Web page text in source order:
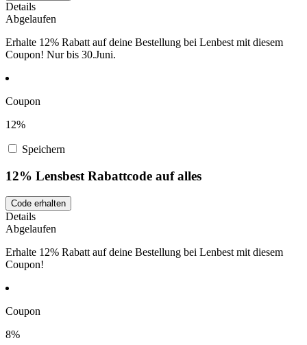
Details
Abgelaufen
Erhalte 12% Rabatt auf deine Bestellung bei Lenbest mit diesem
Coupon! Nur bis 30.Juni.
Coupon
12%
Speichern
12% Lensbest Rabattcode auf alles
Code erhalten
Details
Abgelaufen
Erhalte 12% Rabatt auf deine Bestellung bei Lenbest mit diesem
Coupon!
Coupon
8%